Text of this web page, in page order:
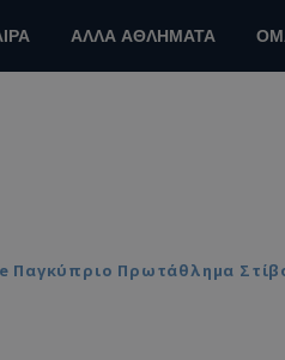
ΑΛΛΑ ΑΘΛΗΜΑΤΑ
Παγκύπριο Πρωτάθλημα